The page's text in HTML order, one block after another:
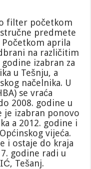
filter početkom
predmete
aprila
na različitim
izabran za
u Tešnju, a
načelnika. U
se vraća
2008. godine u
je izabran ponovo
a 2012. godine i
vijeća.
i ostaje do kraja
godine radi u
Tešanj.